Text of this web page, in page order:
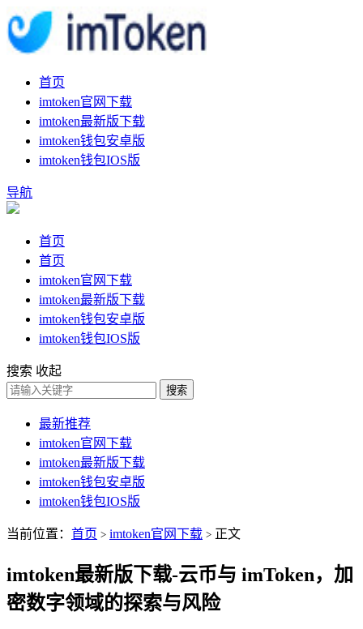
首页
imtoken官网下载
imtoken最新版下载
imtoken钱包安卓版
imtoken钱包IOS版
导航
首页
首页
imtoken官网下载
imtoken最新版下载
imtoken钱包安卓版
imtoken钱包IOS版
搜索 收起
搜索
最新推荐
imtoken官网下载
imtoken最新版下载
imtoken钱包安卓版
imtoken钱包IOS版
当前位置： 首页 > imtoken官网下载 > 正文
imtoken最新版下载-云币与 imToken，加
密数字领域的探索与风险